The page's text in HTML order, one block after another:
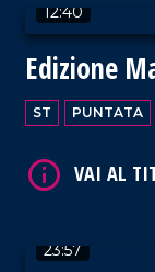
12:40
Edizione
ST PUNTATA
23:57
VAI AL TITOLO